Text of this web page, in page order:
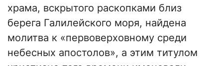
храма, вскрытого раскопками близ
берега Галилейского моря, найдена
молитва к «первоверховному среди
небесных апостолов», а этим титулом